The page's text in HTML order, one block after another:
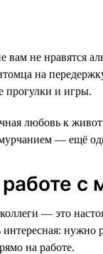
вам не нравятся
на
прогулки и игры.
любовь к
— ещё
— это
интересная:
на работе.